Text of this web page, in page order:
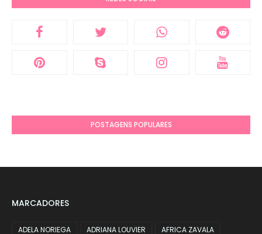
POSTAGENS POPULARES
MARCADORES
ADELA NORIEGA ADRIANA LOUVIER
AFRICA ZAVALA